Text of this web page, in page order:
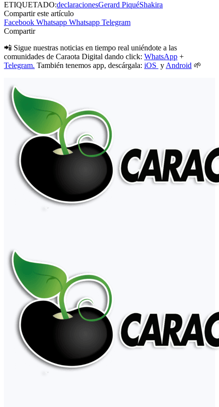
ETIQUETADO:declaracionesGerard PiquéShakira
Compartir este artículo
Facebook Whatsapp Whatsapp Telegram
Compartir
📲 Sigue nuestras noticias en tiempo real uniéndote a las
comunidades de Caraota Digital dando click: WhatsApp +
Telegram. También tenemos app, descárgala: iOS y Android 🌱